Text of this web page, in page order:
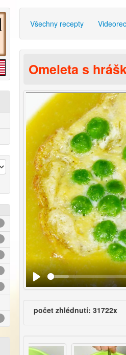
Všechny recepty
Omeleta s
počet zhlédnutí: 31722x